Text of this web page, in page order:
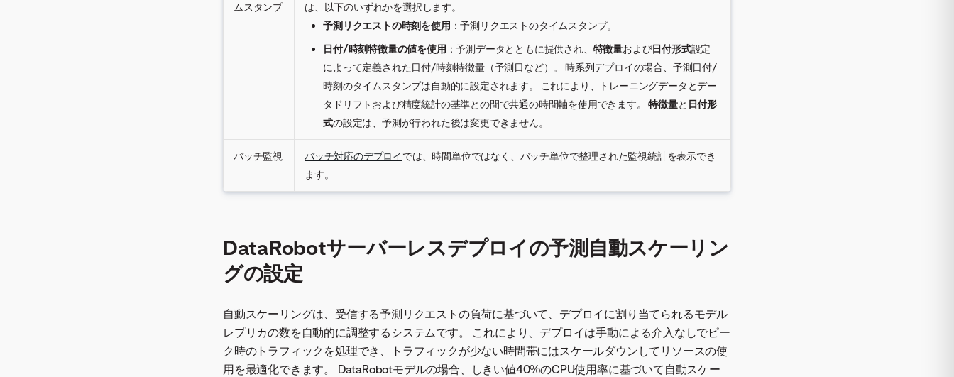
ムスタンプ
は、以下のいずれかを選択します。
予測リクエストの時刻を使用 ：予測リクエストのタイムスタンプ。
日付/時刻特徴量の値を使用 ：予測データとともに提供され、 特徴量および日付形式設定
によって定義された日付/時刻特徴量（予測日など）。 時系列デプロイの場合、予測日付/
時刻のタイムスタンプは自動的に設定されます。 これにより、トレーニングデータとデー
タドリフトおよび精度統計の基準との間で共通の時間軸を使用できます。特徴量と 日付形
式の設定は、予測が行われた後は変更できません。
バッチ監視 バッチ対応のデプロイでは、時間単位ではなく、バッチ単位で整理された監視統計を表示でき
ます。
DataRobotサーバーレスデプロイの予測自動スケーリン
グの設定
自動スケーリングは、受信する予測リクエストの負荷に基づいて、デプロイに割り当てられるモデル
レプリカの数を自動的に調整するシステムです。 これにより、デプロイは手動による介入なしでピー
ク時のトラフィックを処理でき、トラフィックが少ない時間帯にはスケールダウンしてリソースの使
用を最適化できます。 DataRobotモデルの場合、しきい値40%のCPU使用率に基づいて自動スケー